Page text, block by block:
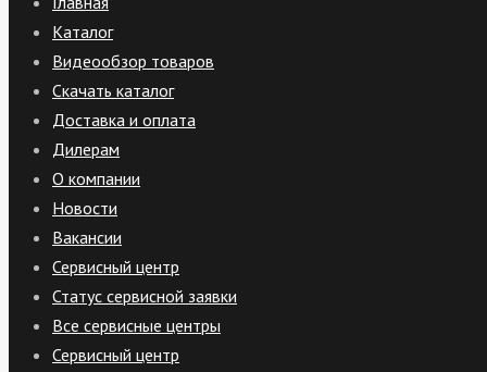
Каталог
Видеообзор товаров
Скачать каталог
Доставка и оплата
Дилерам
О компании
Новости
Вакансии
Сервисный центр
Статус сервисной заявки
Все сервисные центры
Сервисный центр